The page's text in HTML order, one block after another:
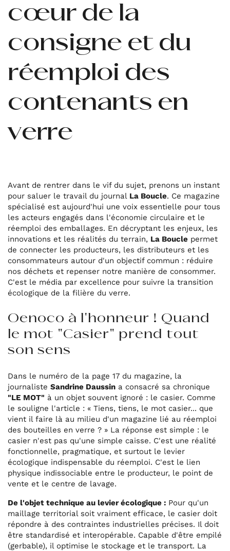
cœur de la
consigne et du
réemploi des
contenants en
verre
Avant de rentrer dans le vif du sujet, prenons un instant
pour saluer le travail du journal La Boucle. Ce magazine
spécialisé est aujourd'hui une voix essentielle pour tous
les acteurs engagés dans l'économie circulaire et le
réemploi des emballages. En décryptant les enjeux, les
innovations et les réalités du terrain, La Boucle permet
de connecter les producteurs, les distributeurs et les
consommateurs autour d'un objectif commun : réduire
nos déchets et repenser notre manière de consommer.
C'est le média par excellence pour suivre la transition
écologique de la filière du verre.
Oenoco à l'honneur ! Quand
le mot "Casier" prend tout
son sens
Dans le numéro de la page 17 du magazine, la
journalisteSandrine Daussin a consacré sa chronique
"LE MOT" à un objet souvent ignoré : le casier. Comme
le souligne l'article : « Tiens, tiens, le mot casier... que
vient il faire là au milieu d'un magazine lié au réemploi
des bouteilles en verre ? » La réponse est simple : le
casier n'est pas qu'une simple caisse. C'est une réalité
fonctionnelle, pragmatique, et surtout le levier
écologique indispensable du réemploi. C'est le lien
physique indissociable entre le producteur, le point de
vente et le centre de lavage.
De l'objet technique au levier écologique : Pour qu'un
maillage territorial soit vraiment efficace, le casier doit
répondre à des contraintes industrielles précises. Il doit
être standardisé et interopérable. Capable d'être empilé
(gerbable), il optimise le stockage et le transport. La